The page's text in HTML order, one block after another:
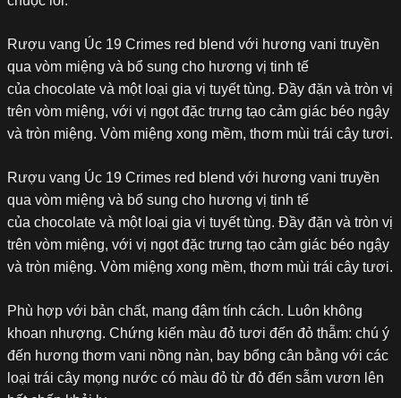
Rượu vang Úc 19 Crimes red blend với hương vani truyền
qua vòm miệng và bổ sung cho hương vị tinh tế
của chocolate và một loại gia vị tuyết tùng. Đầy đặn và tròn vị
trên vòm miệng, với vị ngọt đặc trưng tạo cảm giác béo ngậy
và tròn miệng. Vòm miệng xong mềm, thơm mùi trái cây tươi.
Rượu vang Úc 19 Crimes red blend với hương vani truyền
qua vòm miệng và bổ sung cho hương vị tinh tế
của chocolate và một loại gia vị tuyết tùng. Đầy đặn và tròn vị
trên vòm miệng, với vị ngọt đặc trưng tạo cảm giác béo ngậy
và tròn miệng. Vòm miệng xong mềm, thơm mùi trái cây tươi.
Phù hợp với bản chất, mang đậm tính cách. Luôn không
khoan nhượng. Chứng kiến màu đỏ tươi đến đỏ thẫm: chú ý
đến hương thơm vani nồng nàn, bay bổng cân bằng với các
loại trái cây mọng nước có màu đỏ từ đỏ đến sẫm vươn lên